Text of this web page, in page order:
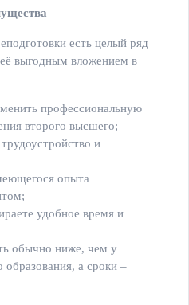
есть целый ряд
выгодным вложением в
профессиональную
второго высшего;
и
опыта
удобное время и
обычно ниже, чем у
а сроки –